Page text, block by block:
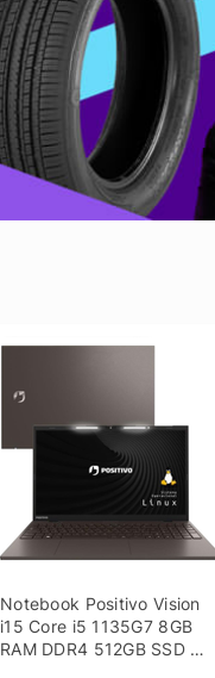
Notebook Positivo Vision
i15 Core i5 1135G7 8GB
RAM DDR4 512GB SSD